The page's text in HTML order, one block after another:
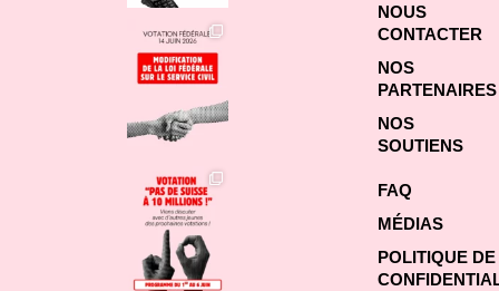
NOUS
CONTACTER
NOS
PARTENAIRES
NOS
SOUTIENS
FAQ
MÉDIAS
POLITIQUE DE